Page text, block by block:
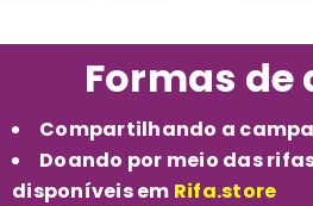
Formas de
Compartilhando a
Doando por meio das
disponíveis em Rifa.store